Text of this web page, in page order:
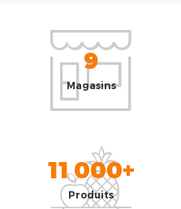
9
Magasins
11 000+
Produits